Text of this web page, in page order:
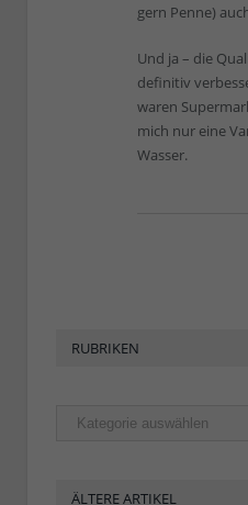
gern Penne)
Und ja – die
definitiv
waren
mich nur eine
Wasser.
RUBRIKEN
Rubriken
ÄLTERE ARTIKEL